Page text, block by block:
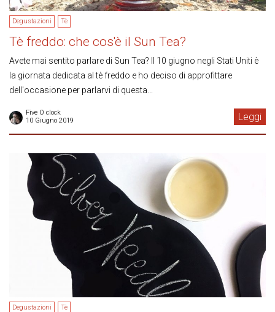
Degustazioni Tè
Tè freddo: che cos'è il Sun Tea?
Avete mai sentito parlare di Sun Tea? Il 10 giugno negli Stati Uniti è
la giornata dedicata al tè freddo e ho deciso di approfittare
dell'occasione per parlarvi di questa...
Five O clock
10 Giugno 2019
Leggi
Degustazioni Tè